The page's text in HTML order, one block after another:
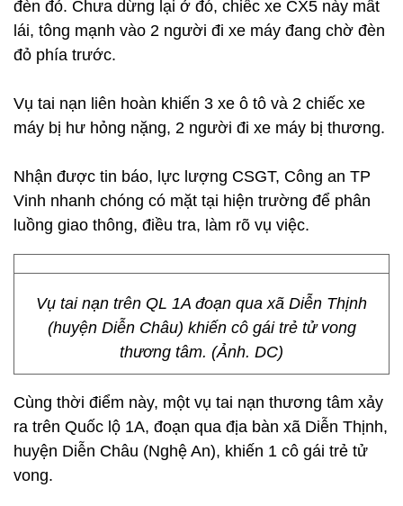
đèn đỏ. Chưa dừng lại ở đó, chiếc xe CX5 này mất
lái, tông mạnh vào 2 người đi xe máy đang chờ đèn
đỏ phía trước.
Vụ tai nạn liên hoàn khiến 3 xe ô tô và 2 chiếc xe
máy bị hư hỏng nặng, 2 người đi xe máy bị thương.
Nhận được tin báo, lực lượng CSGT, Công an TP
Vinh nhanh chóng có mặt tại hiện trường để phân
luồng giao thông, điều tra, làm rõ vụ việc.
Vụ tai nạn trên QL 1A đoạn qua xã Diễn Thịnh
(huyện Diễn Châu) khiến cô gái trẻ tử vong
thương tâm. (Ảnh. DC)
Cùng thời điểm này, một vụ tai nạn thương tâm xảy
ra trên Quốc lộ 1A, đoạn qua địa bàn xã Diễn Thịnh,
huyện Diễn Châu (Nghệ An), khiến 1 cô gái trẻ tử
vong.